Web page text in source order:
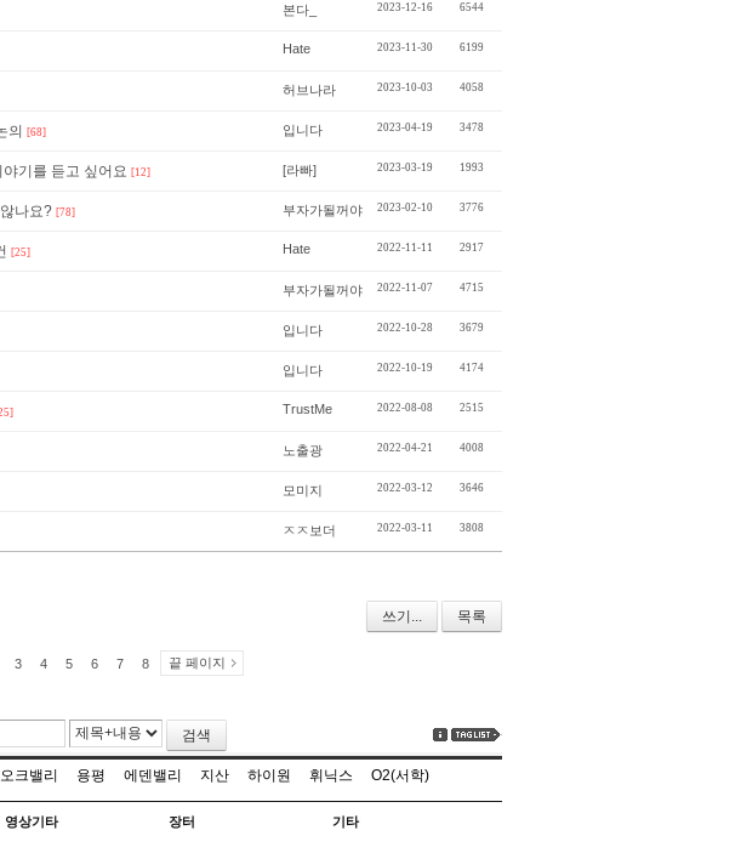
본다_ 2023-12-16 6544
Hate 2023-11-30 6199
허브나라 2023-10-03 4058
의 [68] 입니다 2023-04-19 3478
기를 듣고 싶어요 [12] [라빠] 2023-03-19 1993
나요? [78] 부자가될꺼야 2023-02-10 3776
[25] Hate 2022-11-11 2917
부자가될꺼야 2022-11-07 4715
입니다 2022-10-28 3679
입니다 2022-10-19 4174
TrustMe 2022-08-08 2515
노출광 2022-04-21 4008
모미지 2022-03-12 3646
ㅈㅈ보더 2022-03-11 3808
쓰기... 목록
3 4 5 6 7 8 끝 페이지
검색
오크밸리 용평 에덴밸리 지산 하이원 휘닉스 O2(서학)
영상기타 장터 기타